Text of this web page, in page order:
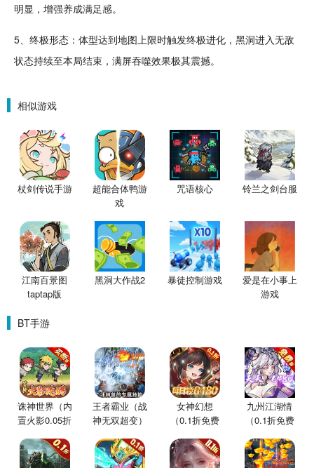
明显，增强养成满足感。
5、终极形态：体型达到地图上限时触发终极进化，黑洞进入无敌
状态持续至本局结束，满屏吞噬效果极其震撼。
相似游戏
杖剑传说手游
超能合体鸭游
戏
咒语核心 铃兰之剑台服
江南百景图
taptap版
黑洞大作战2 暴徒控制游戏
爱是在小事上
游戏
BT手游
诛神世界（内
置火影0.05折
王者霸业（战
神无双超变）
女神幻想
（0.1折免费
九州江湖情
（0.1折免费